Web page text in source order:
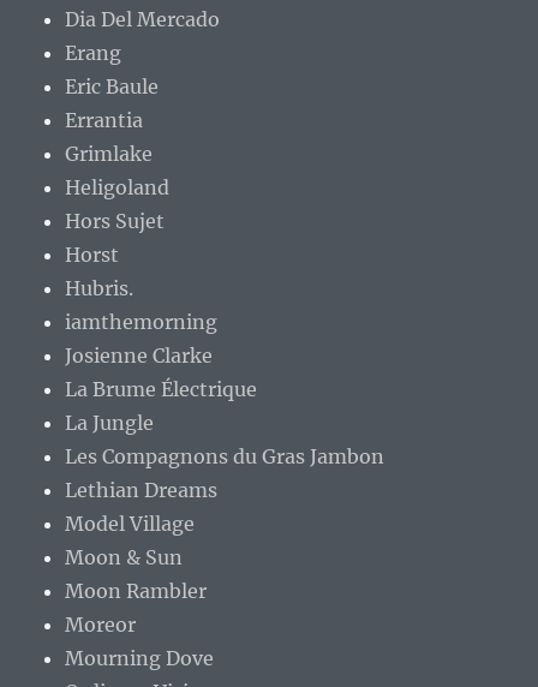
Dia Del Mercado
Erang
Eric Baule
Errantia
Grimlake
Heligoland
Hors Sujet
Horst
Hubris.
iamthemorning
Josienne Clarke
La Brume Électrique
La Jungle
Les Compagnons du Gras Jambon
Lethian Dreams
Model Village
Moon & Sun
Moon Rambler
Moreor
Mourning Dove